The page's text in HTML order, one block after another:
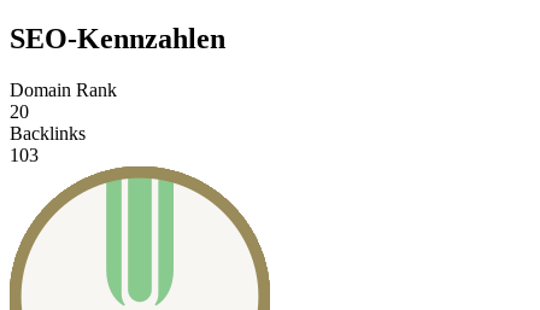
SEO-Kennzahlen
Domain Rank
20
Backlinks
103